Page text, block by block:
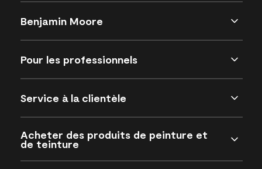
Benjamin Moore
Pour les professionnels
Service à la clientèle
Acheter des produits de peinture et
de teinture